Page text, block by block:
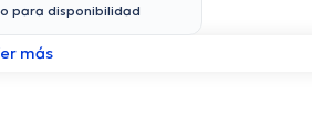
para disponibilidad
más